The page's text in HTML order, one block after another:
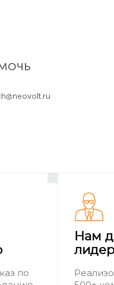
после чего
компьютера, введя
компьютер и
по
Нам